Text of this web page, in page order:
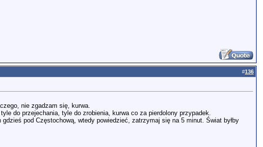
#136
nie zgadzam się, kurwa.
do przejechania, tyle do zrobienia, kurwa co za pierdolony przypadek.
pod Częstochową, wtedy powiedzieć, zatrzymaj się na 5 minut. Świat byłby